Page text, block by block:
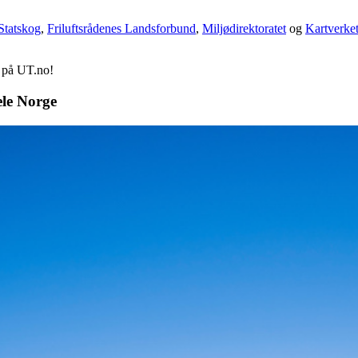
, Friluftsrådenes Landsforbund, Miljødirektoratet og Kartverket
UT.no!
Norge